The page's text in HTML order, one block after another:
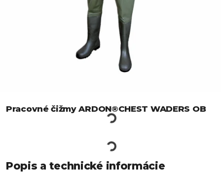
Pracovné čižmy ARDON®CHEST WADERS OB
Popis a technické informácie